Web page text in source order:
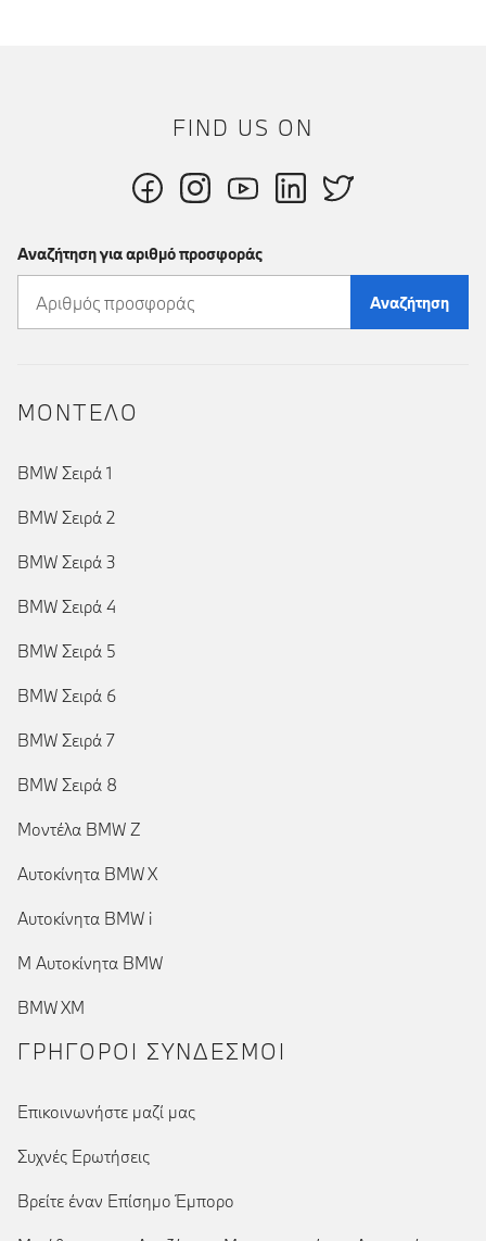
FIND US ON
Αναζήτηση για αριθμό προσφοράς
Αναζήτηση
ΜΟΝΤΕΛΟ
BMW Σειρά 1
BMW Σειρά 2
BMW Σειρά 3
BMW Σειρά 4
BMW Σειρά 5
BMW Σειρά 6
BMW Σειρά 7
BMW Σειρά 8
Μοντέλα BMW Z
Αυτοκίνητα BMW X
Αυτοκίνητα BMW i
Μ Αυτοκίνητα BMW
BMW XM
ΓΡΉΓΟΡΟΙ ΣΎΝΔΕΣΜΟΙ
Επικοινωνήστε μαζί μας
Συχνές Ερωτήσεις
Βρείτε έναν Επίσημο Έμπορο